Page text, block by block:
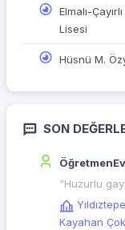
Elmalı-
Lisesi
Hüsnü M.
SON
“Huzurlu
Kayahan